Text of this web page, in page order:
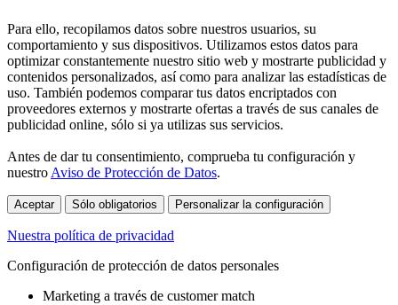
Para ello, recopilamos datos sobre nuestros usuarios, su
comportamiento y sus dispositivos. Utilizamos estos datos para
optimizar constantemente nuestro sitio web y mostrarte publicidad y
contenidos personalizados, así como para analizar las estadísticas de
uso. También podemos comparar tus datos encriptados con
proveedores externos y mostrarte ofertas a través de sus canales de
publicidad online, sólo si ya utilizas sus servicios.
Antes de dar tu consentimiento, comprueba tu configuración y
nuestro Aviso de Protección de Datos.
Aceptar Sólo obligatorios Personalizar la configuración
Nuestra política de privacidad
Configuración de protección de datos personales
Marketing a través de customer match